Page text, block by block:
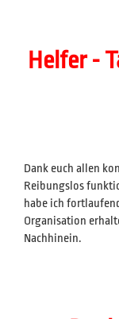
Helfer -
Dank euch allen
Reibungslos
habe ich
Organisation
Nachhinein.